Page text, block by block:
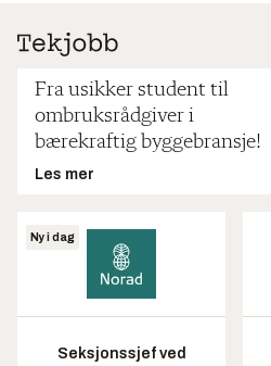
Fra usikker student til
ombruksrådgiver i
bærekraftig byggebransje!
Les mer
Ny i dag
Seksjonssjef ved